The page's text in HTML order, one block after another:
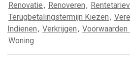
Renovatie, Renoveren,
Terugbetalingstermijn Kiezen,
Indienen, Verkrijgen, Voorwaarden
Woning